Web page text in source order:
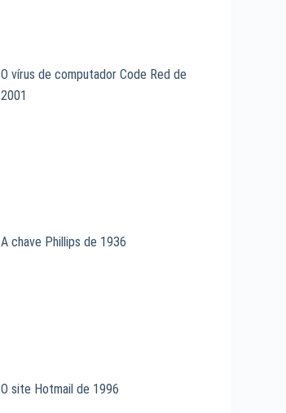
O vírus de computador Code Red de
2001
A chave Phillips de 1936
O site Hotmail de 1996